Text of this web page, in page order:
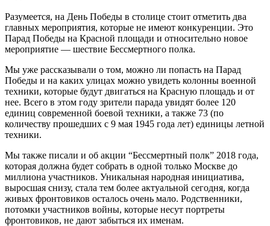
Разумеется, на День Победы в столице стоит отметить два
главных мероприятия, которые не имеют конкуренции. Это
Парад Победы на Красной площади и относительно новое
мероприятие — шествие Бессмертного полка.
Мы уже рассказывали о том, можно ли попасть на Парад
Победы и на каких улицах можно увидеть колонны военной
техники, которые будут двигаться на Красную площадь и от
нее. Всего в этом году зрители парада увидят более 120
единиц современной боевой техники, а также 73 (по
количеству прошедших с 9 мая 1945 года лет) единицы летной
техники.
Мы также писали и об акции “Бессмертный полк” 2018 года,
которая должна будет собрать в одной только Москве до
миллиона участников. Уникальная народная инициатива,
выросшая снизу, стала тем более актуальной сегодня, когда
живых фронтовиков осталось очень мало. Родственники,
потомки участников войны, которые несут портреты
фронтовиков, не дают забыться их именам.